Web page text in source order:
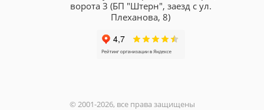
ворота 3 (БП "Штерн", заезд с ул.
Плеханова, 8)
© 2001-2026, все права защищены